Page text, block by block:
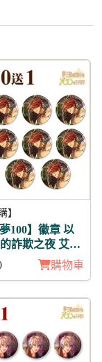
】
100】徽章 以
詐欺之夜 艾因
購物車